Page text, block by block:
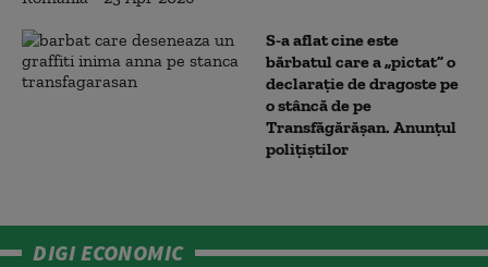
S-a aflat cine este
bărbatul care a „pictat” o
declarație de dragoste pe
o stâncă de pe
Transfăgărășan. Anunțul
polițiștilor
DIGI ECONOMIC